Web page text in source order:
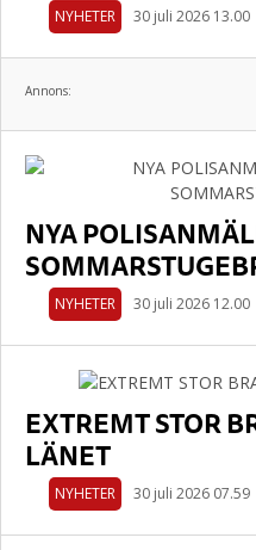
NYHETER 30 juli 2026 13.00
Annons:
NYA
NYHETER 30 juli 2026 12.00
EXTREMT STOR
LÄNET
NYHETER 30 juli 2026 07.59